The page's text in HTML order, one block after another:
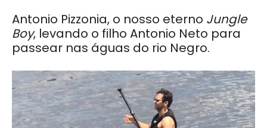
Antonio Pizzonia, o nosso eterno Jungle
Boy, levando o filho Antonio Neto para
passear nas águas do rio Negro.